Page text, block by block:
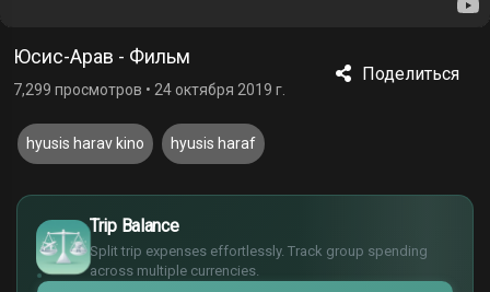
Юсис-Арав - Фильм
7,299 просмотров • 24 октября 2019 г.
Поделиться
hyusis harav kino hyusis haraf
Trip Balance
Split trip expenses effortlessly. Track group spending
across multiple currencies.
$
€
¥
£